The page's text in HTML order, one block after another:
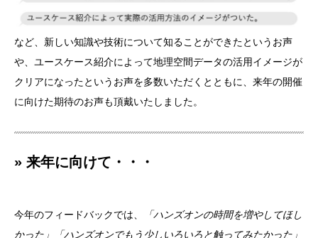
など、新しい知識や技術について知ることができたというお声
や、ユースケース紹介によって地理空間データの活用イメージが
クリアになったというお声を多数いただくとともに、来年の開催
に向けた期待のお声も頂戴いたしました。
» 来年に向けて・・・
今年のフィードバックでは、
「ハンズオンの時間を増やしてほし
かった」「ハンズオンでもう少しいろいろと触ってみたかった」